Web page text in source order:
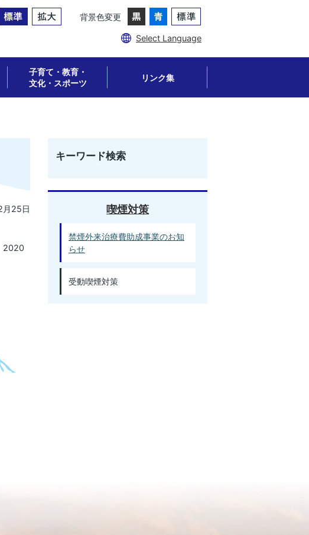
背景色変更
Select Language
子育て・教育・
文化・スポーツ
リンク集
25日
2020
キーワード検索
喫煙対策
禁煙外来治療費助成事業のお知
らせ
受動喫煙対策